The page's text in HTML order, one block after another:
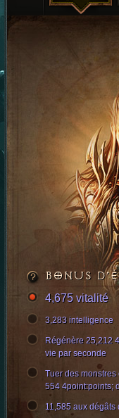
BONUS
4,675 vitalité
3,283 intelligence
Régénère 25,212
vie par seconde
Tuer des monstres
554 4point:points;
11,585 aux dégâts